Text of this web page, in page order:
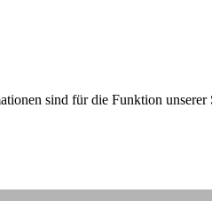
sind für die Funktion